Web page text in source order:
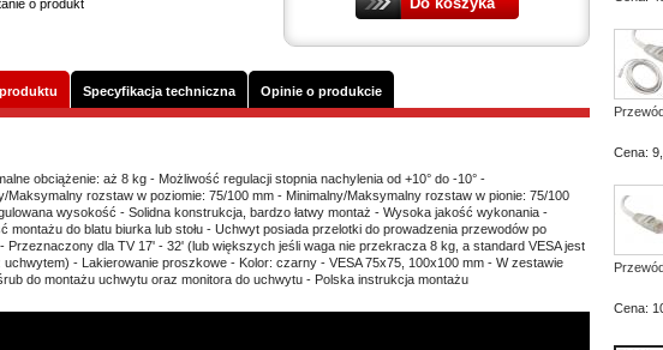
o produkt
Specyfikacja techniczna Opinie o produkcie
obciążenie: aż 8 kg - Możliwość regulacji stopnia nachylenia od +10° do -10° -
Maksymalny rozstaw w poziomie: 75/100 mm - Minimalny/Maksymalny rozstaw w pionie: 75/100
wysokość - Solidna konstrukcja, bardzo łatwy montaż - Wysoka jakość wykonania -
montażu do blatu biurka lub stołu - Uchwyt posiada przelotki do prowadzenia przewodów po
Przeznaczony dla TV 17' - 32' (lub większych jeśli waga nie przekracza 8 kg, a standard VESA jest
uchwytem) - Lakierowanie proszkowe - Kolor: czarny - VESA 75x75, 100x100 mm - W zestawie
do montażu uchwytu oraz monitora do uchwytu - Polska instrukcja montażu
Cena:
Cena: